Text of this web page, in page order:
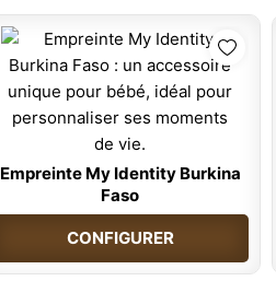
Empreinte My Identity Burkina
Faso
CONFIGURER